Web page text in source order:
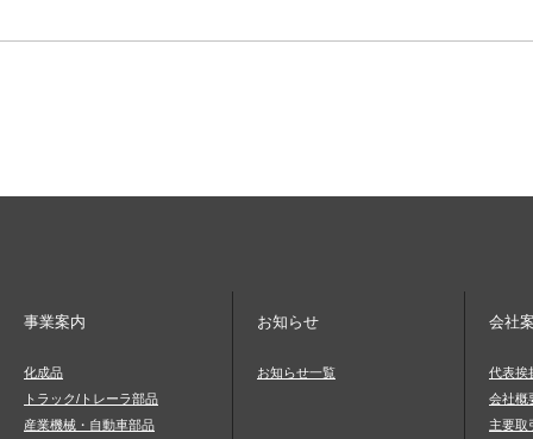
事業案内
化成品
トラック/トレーラ部品
産業機械・自動車部品
お知らせ
お知らせ一覧
会社
代表挨
会社概
主要取